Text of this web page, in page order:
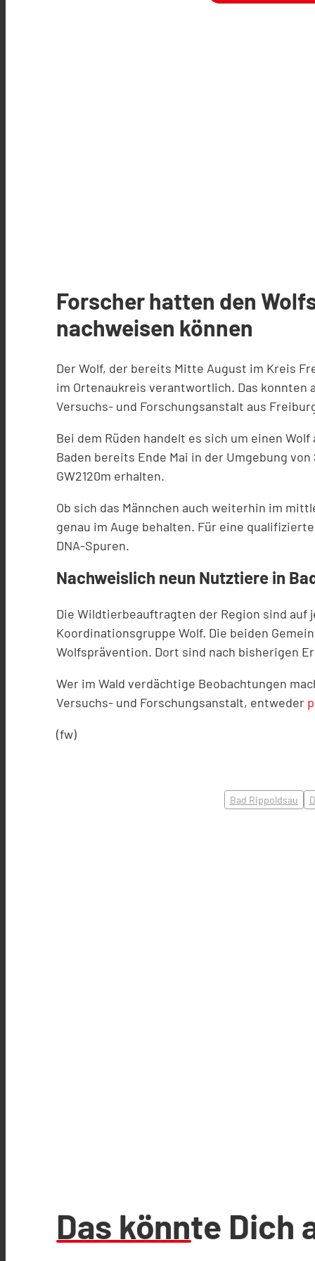
Forscher hatten den
nachweisen können
Der Wolf, der bereits Mitte August im Kreis
im Ortenaukreis verantwortlich. Das konnten
Versuchs- und Forschungsanstalt aus
Bei dem Rüden handelt es sich um einen
Baden bereits Ende Mai in der Umgebung
GW2120m erhalten.
Ob sich das Männchen auch weiterhin im
genau im Auge behalten. Für eine
DNA-Spuren.
Nachweislich neun Nutztiere in
Die Wildtierbeauftragten der Region sind auf
Koordinationsgruppe Wolf. Die beiden
Wolfsprävention. Dort sind nach bisherigen
Wer im Wald verdächtige Beobachtungen
Versuchs- und Forschungsanstalt, entweder
(fw)
Bad Rippoldsau
Das könnte Dich